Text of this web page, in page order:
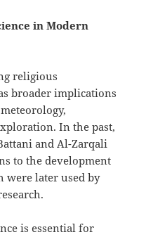
in Modern
religious
broader implications
In the past,
and Al-Zarqali
to the development
were later used by
is essential for